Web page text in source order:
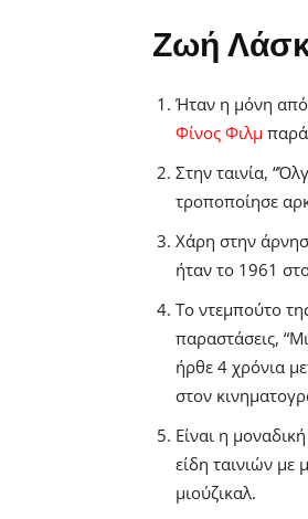
Ζωή
Ήταν η μόνη από
Φίνος Φιλμ παρά
Στην ταινία,
τροποποίησε
Χάρη στην
ήταν το 1961
Το ντεμπούτο
παραστάσεις,
ήρθε 4 χρόνια
στον
Είναι η
είδη ταινιών με
μιούζικαλ.